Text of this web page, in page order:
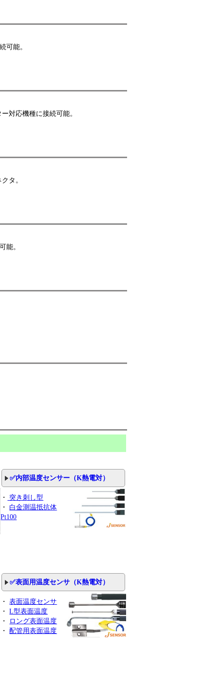
可能。
対応機種に接続可能。
タ。
能。
✅内部温度センサー（K熱電対）
・
突き刺し型
・ 白金測温抵抗体
Pt100
✅表面用温度センサ（K熱電対）
・表面温度センサ
・L型表面温度
・
ロング表面温度
・ 配管用表面温度